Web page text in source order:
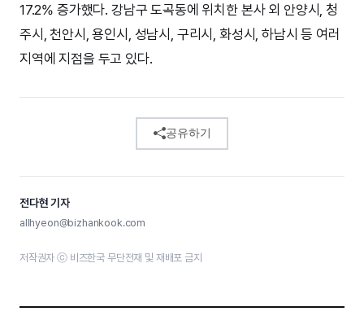
17.2% 증가했다. 강남구 도곡동에 위치한 본사 외 안양시, 청
주시, 천안시, 용인시, 성남시, 구리시, 화성시, 하남시 등 여러
지역에 지점을 두고 있다.
공유하기
전다현 기자
allhyeon@bizhankook.com
저작권자 ⓒ 비즈한국 무단전재 및 재배포 금지